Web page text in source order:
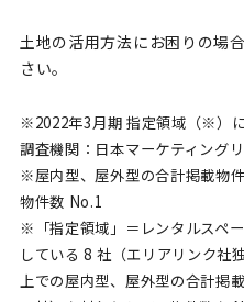
土地の活用方法にお困りの場
さい。
※2022年3月期 指定領域（※）
調査機関：日本マーケティング
※屋内型、屋外型の合計掲載物
物件数 No.1
※「指定領域」＝レンタルスペ
している 8 社（エリアリンク社
上での屋内型、屋外型の合計掲